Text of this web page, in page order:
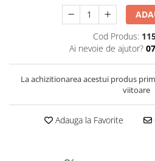
Cod Produs:
Ai nevoie de ajutor?
La achizitionarea acestui produs
viitoare
Adauga la Favorite